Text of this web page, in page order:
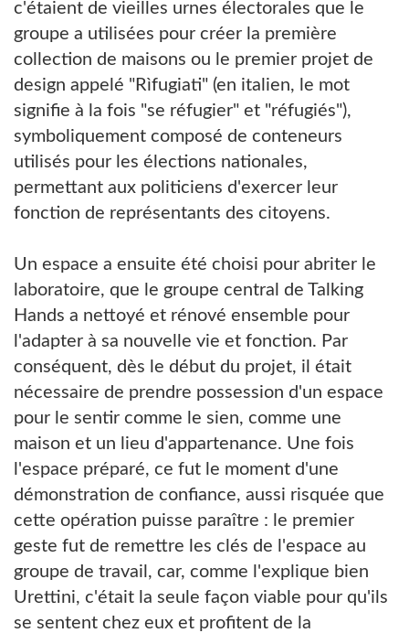
c'étaient de vieilles urnes électorales que le
groupe a utilisées pour créer la première
collection de maisons ou le premier projet de
design appelé "Rìfugiati" (en italien, le mot
signifie à la fois "se réfugier" et "réfugiés"),
symboliquement composé de conteneurs
utilisés pour les élections nationales,
permettant aux politiciens d'exercer leur
fonction de représentants des citoyens.
Un espace a ensuite été choisi pour abriter le
laboratoire, que le groupe central de Talking
Hands a nettoyé et rénové ensemble pour
l'adapter à sa nouvelle vie et fonction. Par
conséquent, dès le début du projet, il était
nécessaire de prendre possession d'un espace
pour le sentir comme le sien, comme une
maison et un lieu d'appartenance. Une fois
l'espace préparé, ce fut le moment d'une
démonstration de confiance, aussi risquée que
cette opération puisse paraître : le premier
geste fut de remettre les clés de l'espace au
groupe de travail, car, comme l'explique bien
Urettini, c'était la seule façon viable pour qu'ils
se sentent chez eux et profitent de la